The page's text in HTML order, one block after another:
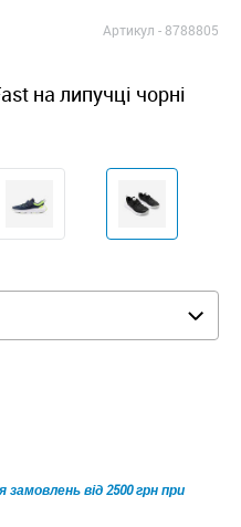
Артикул -8788805
на липучці чорні
від 2500 грн при